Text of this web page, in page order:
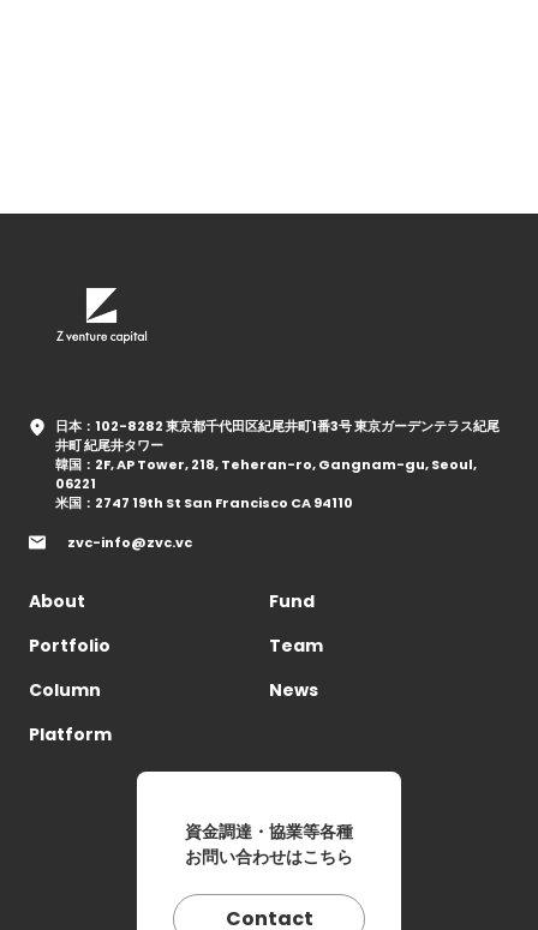
日本：102-8282 東京都千代田区紀尾井町1番3号 東京ガーデンテラス紀尾
井町 紀尾井タワー
韓国：2F, AP Tower, 218, Teheran-ro, Gangnam-gu, Seoul,
06221
米国：2747 19th St San Francisco CA 94110
zvc-info@zvc.vc
About
Fund
Portfolio
Team
Column
News
Platform
資金調達・協業等各種
お問い合わせはこちら
Contact